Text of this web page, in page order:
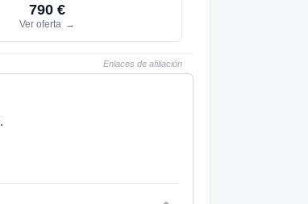
790 €
Ver oferta →
Enlaces de afiliación